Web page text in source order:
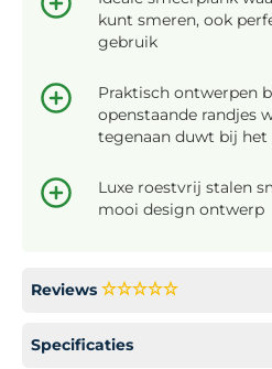
kunt smeren, ook
gebruik
Praktisch ontwerpen
openstaande randjes
tegenaan duwt bij het
Luxe roestvrij stalen
mooi design ontwerp
Reviews
Specificaties